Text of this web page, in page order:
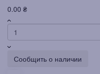
0.00 ₴
Сообщить о наличии